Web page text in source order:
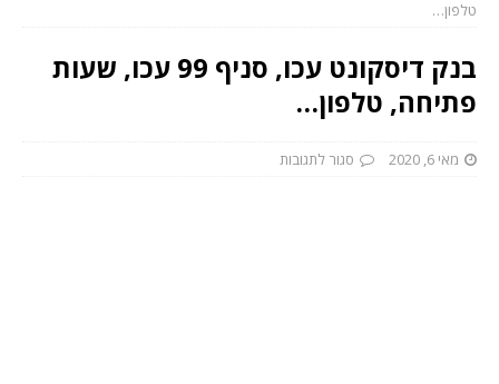
טלפון…
בנק דיסקונט עכו, סניף 99 עכו, שעות
פתיחה, טלפון…
מאי 6, 2020 סגור לתגובות